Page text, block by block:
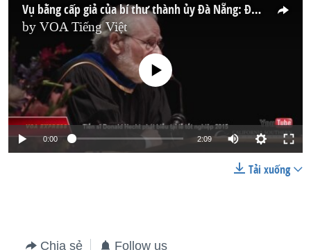
Vụ bằng cấp giả của bí thư thành ủy Đà Nẵng: Đại học Mỹ lên tiếng
by VOA Tiếng Việt
No media source currently available
0:00 2:09
Tải xuống
Chia sẻ Follow us